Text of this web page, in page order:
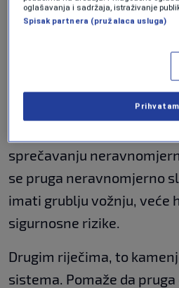
zahtjevni jer prevoze
udaljenosti. Šine prvo
prenose na pragove i u
Balast pomaže u
površinu podloge pruge.
sprečavanju
se pruga neravnomjerno
imati grublju vožnju, veće
sigurnosne rizike.
Drugim riječima, to
sistema. Pomaže da
oglašavanja i sadržaja, istraživanje
Spisak partnera (pružalaca usluga)
Prihvatam